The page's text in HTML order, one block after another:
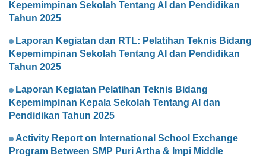
Kepemimpinan Sekolah Tentang AI dan Pendidikan
Tahun 2025
Laporan Kegiatan dan RTL: Pelatihan Teknis Bidang
Kepemimpinan Sekolah Tentang AI dan Pendidikan
Tahun 2025
Laporan Kegiatan Pelatihan Teknis Bidang
Kepemimpinan Kepala Sekolah Tentang AI dan
Pendidikan Tahun 2025
Activity Report on International School Exchange
Program Between SMP Puri Artha & Impi Middle